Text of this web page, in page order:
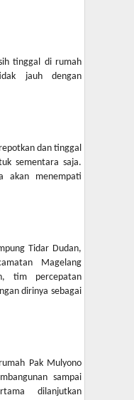
tinggal di rumah
jauh dengan
dan tinggal
sementara saja.
akan menempati
Tidar Dudan,
Magelang
tim percepatan
dirinya sebagai
Pak Mulyono
sampai
dilanjutkan